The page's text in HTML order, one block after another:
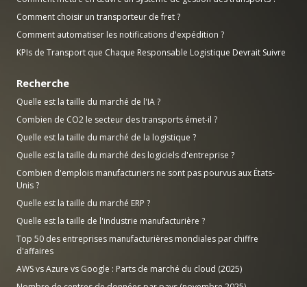
Comment choisir un transporteur de fret ?
Comment automatiser les notifications d'expédition ?
KPIs de Transport que Chaque Responsable Logistique Devrait Suivre
Recherche
Quelle est la taille du marché de l'IA ?
Combien de CO2 le secteur des transports émet-il ?
Quelle est la taille du marché de la logistique ?
Quelle est la taille du marché des logiciels d'entreprise ?
Combien d'emplois manufacturiers ne sont pas pourvus aux États-
Unis ?
Quelle est la taille du marché ERP ?
Quelle est la taille de l'industrie manufacturière ?
Top 50 des entreprises manufacturières mondiales par chiffre
d'affaires
AWS vs Azure vs Google : Parts de marché du cloud (2025)